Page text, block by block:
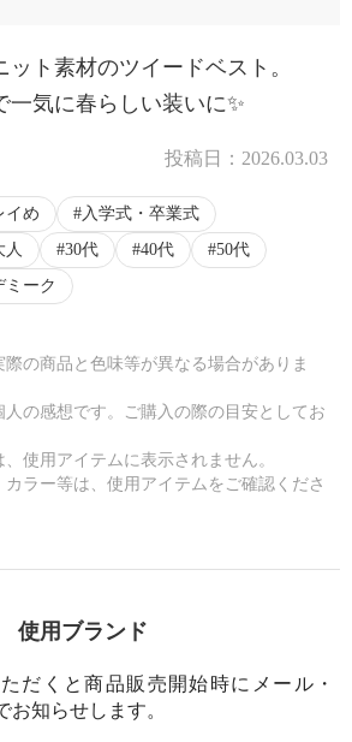
ト素材のツイードベスト。
一気に春らしい装いに✨
投稿日： 2026.03.03
イめ
入学式・卒業式
人 30代 40代
50代
ミーク
の商品と色味等が異なる場合がありま
の感想です。ご購入の際の目安としてお
使用アイテムに表示されません。
ラー等は、使用アイテムをご確認くださ
使用ブランド
だくと商品販売開始時にメール・
お知らせします。